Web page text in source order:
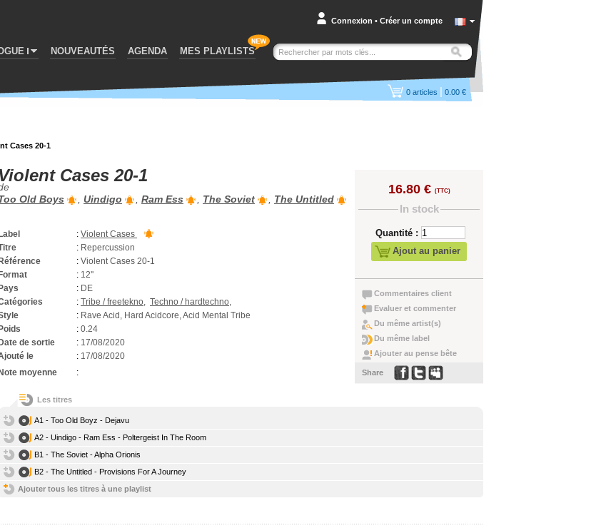
NOUVEAUTÉS AGENDA MES PLAYLISTS
Connexion • Créer un compte
0 articles | 0.00 €
Cases 20-1
Violent Cases 20-1
Old Boys
, Uindigo , Ram Ess , The Soviet , The Untitled
Label : Violent Cases
: Repercussion
Référence
: Violent Cases 20-1
Format
: 12''
Pays
: DE
: Tribe / freetekno, Techno / hardtechno,
: Rave Acid, Hard Acidcore, Acid Mental Tribe
Poids
: 0.24
Date de sortie
: 17/08/2020
le
: 17/08/2020
Note moyenne
:
16.80 € (TTC)
In stock
Quantité :
Ajout au panier
Commentaires client
Evaluer et commenter
Du même artist(s)
Du même label
Ajouter au pense bête
Share
Les titres
A1 - Too Old Boyz - Dejavu
A2 - Uindigo - Ram Ess - Poltergeist In The Room
B1 - The Soviet - Alpha Orionis
B2 - The Untitled - Provisions For A Journey
Ajouter tous les titres à une playlist